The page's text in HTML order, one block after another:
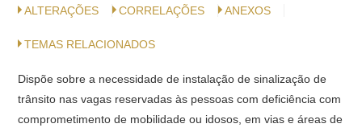
ALTERAÇÕES CORRELAÇÕES ANEXOS
TEMAS RELACIONADOS
Dispõe sobre a necessidade de instalação de sinalização de
trânsito nas vagas reservadas às pessoas com deficiência com
comprometimento de mobilidade ou idosos, em vias e áreas de